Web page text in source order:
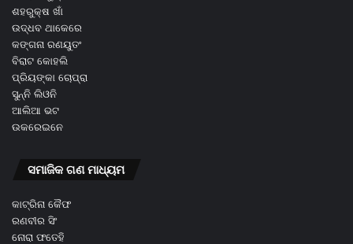
ଶହରୁକ୍ଷ ଖାଁ
ଉଦ୍ଧବ ଥାକେରେ
କଙ୍ଗନା ରଣୟୁତଂ
ବିରାଟ କୋହଲି
ପ୍ରିୟଙ୍କା ଚୋପ୍ରା
ସୁନ୍ନି ଲିଓନି
ଆଲିଆ ଭଟ
ଉକରେଇନେ
ସମାଜିକ ଗଣ ମାଧ୍ୟମ
କାଟ୍ରିନା କୈଫ
ରଣବୀର ସିଂ
ନୋରା ଫତେହି